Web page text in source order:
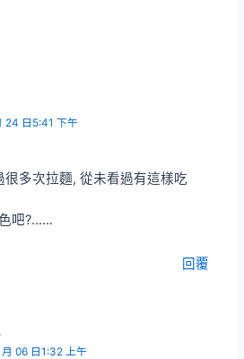
24 日5:41 下午
多次拉麵, 從未看過有這樣吃
吧?……
回覆
06 日1:32 上午